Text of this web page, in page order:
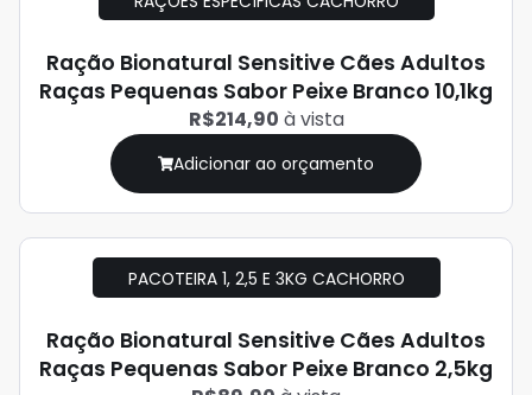
Ração Bionatural Sensitive Cães Adultos
Raças Pequenas Sabor Peixe Branco 10,1kg
R$214,90 à vista
Adicionar ao orçamento
PACOTEIRA 1, 2,5 E 3KG CACHORRO
Ração Bionatural Sensitive Cães Adultos
Raças Pequenas Sabor Peixe Branco 2,5kg